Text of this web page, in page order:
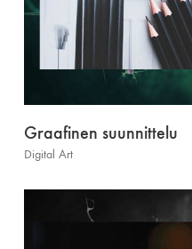
Graafinen suunnittelu
Digital Art